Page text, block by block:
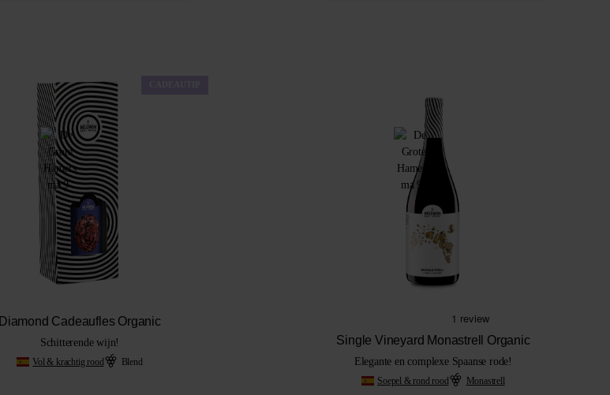
Diamond Cadeaufles Organic
Schitterende wijn!
Vol & krachtig rood Blend
Single Vineyard Monastrell Organic
Elegante en complexe Spaanse rode!
Soepel & rond rood Monastrell